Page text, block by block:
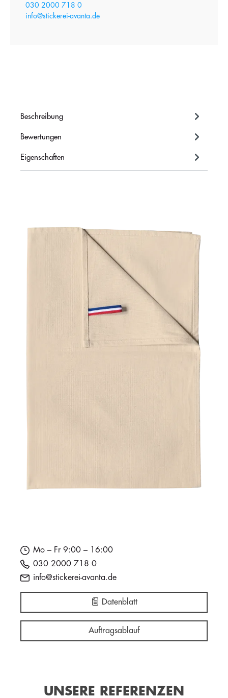
030 2000 718 0
info@stickerei-avanta.de
Beschreibung
Bewertungen
Eigenschaften
Mo – Fr 9:00 – 16:00
030 2000 718 0
info@stickerei-avanta.de
Datenblatt
Auftragsablauf
UNSERE REFERENZEN